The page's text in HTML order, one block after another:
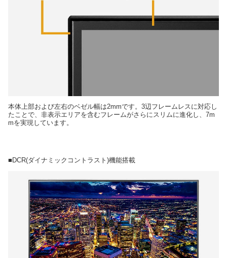
本体上部および左右のベゼル幅は2mmです。3辺フレームレスに対応し
たことで、非表示エリアを含むフレームがさらにスリムに進化し、7m
mを実現しています。
■DCR(ダイナミックコントラスト)機能搭載